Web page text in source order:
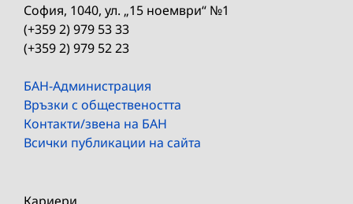
София, 1040, ул. „15 ноември“ №1
(+359 2) 979 53 33
(+359 2) 979 52 23
БАН-Администрация
Връзки с обществеността
Контакти/звена на БАН
Всички публикации на сайта
Кариери